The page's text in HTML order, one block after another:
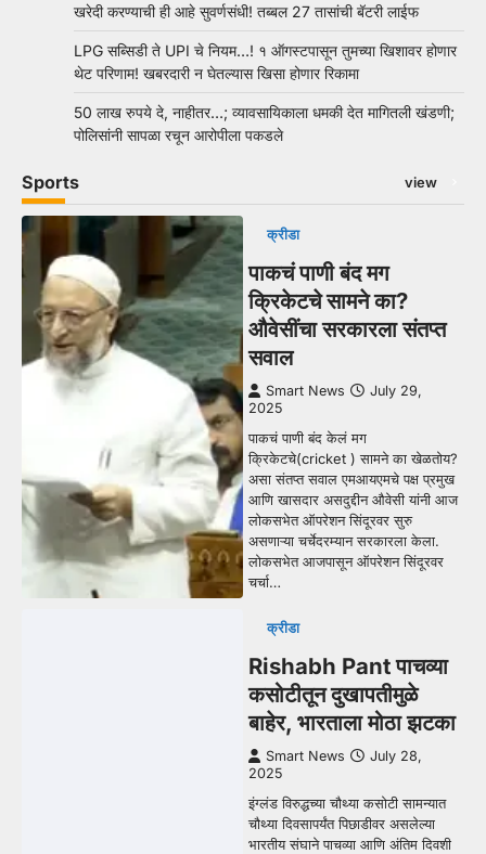
खरेदी करण्याची ही आहे सुवर्णसंधी! तब्बल 27 तासांची बॅटरी लाईफ
LPG सब्सिडी ते UPI चे नियम…! १ ऑगस्टपासून तुमच्या खिशावर होणार
थेट परिणाम! खबरदारी न घेतल्यास खिसा होणार रिकामा
50 लाख रुपये दे, नाहीतर…; व्यावसायिकाला धमकी देत मागितली खंडणी;
पोलिसांनी सापळा रचून आरोपीला पकडले
Sports view
क्रीडा
पाकचं पाणी बंद मग
क्रिकेटचे सामने का?
औवेसींचा सरकारला संतप्त
सवाल
Smart News
July 29,
2025
पाकचं पाणी बंद केलं मग
क्रिकेटचे(cricket ) सामने का खेळतोय?
असा संतप्त सवाल एमआयएमचे पक्ष प्रमुख
आणि खासदार असदुद्दीन औवेसी यांनी आज
लोकसभेत ऑपरेशन सिंदूरवर सुरु
असणाऱ्या चर्चेदरम्यान सरकारला केला.
लोकसभेत आजपासून ऑपरेशन सिंदूरवर
चर्चा…
क्रीडा
Rishabh Pant पाचव्या
कसोटीतून दुखापतीमुळे
बाहेर, भारताला मोठा झटका
Smart News
July 28,
2025
इंग्लंड विरुद्धच्या चौथ्या कसोटी सामन्यात
चौथ्या दिवसापर्यंत पिछाडीवर असलेल्या
भारतीय संघाने पाचव्या आणि अंतिम दिवशी